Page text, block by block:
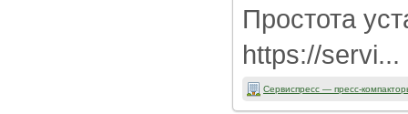
Простота
https://servi...
Сервиспресс — пресс-